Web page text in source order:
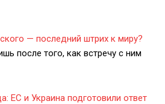
— последний штрих к миру?
после того, как встречу с ним
ЕС и Украина подготовили ответ